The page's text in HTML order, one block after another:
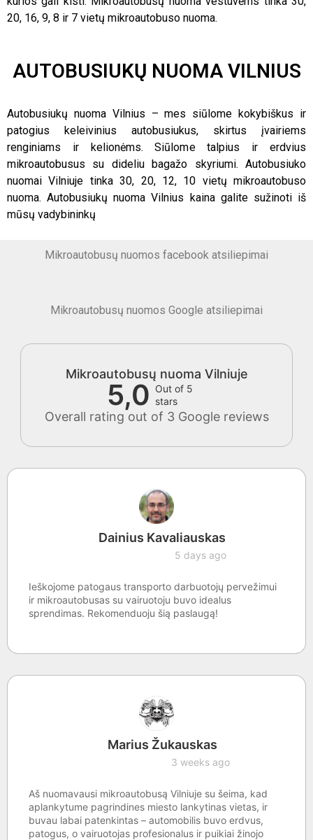
20, 16, 9, 8 ir 7 vietų mikroautobuso nuoma.
AUTOBUSIUKŲ NUOMA VILNIUS
Autobusiukų nuoma Vilnius – mes siūlome kokybiškus ir
patogius keleivinius autobusiukus, skirtus įvairiems
renginiams ir kelionėms. Siūlome talpius ir erdvius
mikroautobusus su dideliu bagažo skyriumi. Autobusiuko
nuomai Vilniuje tinka 30, 20, 12, 10 vietų mikroautobuso
nuoma. Autobusiukų nuoma Vilnius kaina galite sužinoti iš
mūsų vadybininkų
Mikroautobusų nuomos facebook atsiliepimai
Mikroautobusų nuomos Google atsiliepimai
Mikroautobusų nuoma Vilniuje
5,0 Out of 5
stars
Overall rating out of 3 Google reviews
Dainius Kavaliauskas
5 days ago
Ieškojome patogaus transporto darbuotojų pervežimui
ir mikroautobusas su vairuotoju buvo idealus
sprendimas. Rekomenduoju šią paslaugą!
Marius Žukauskas
3 weeks ago
Aš nuomavausi mikroautobusą Vilniuje su šeima, kad
aplankytume pagrindines miesto lankytinas vietas, ir
buvau labai patenkintas – automobilis buvo erdvus,
patogus, o vairuotojas profesionalus ir puikiai žinojo